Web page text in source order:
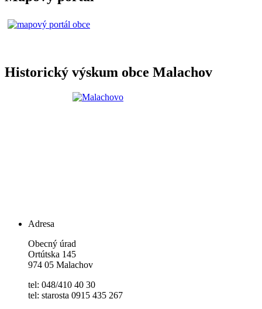
Historický výskum obce Malachov
Adresa
Obecný úrad
Ortútska 145
974 05 Malachov
tel: 048/410 40 30
tel: starosta 0915 435 267